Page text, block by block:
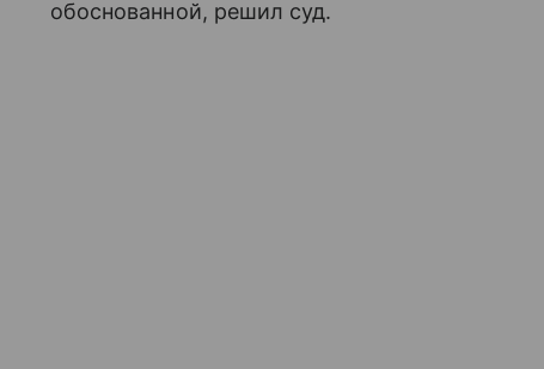
обоснованной, решил суд.